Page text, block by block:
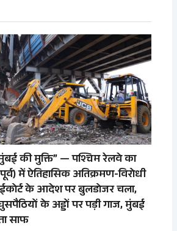
की मुक्ति” — पश्चिम रेलवे का
में ऐतिहासिक अतिक्रमण-विरोधी
के आदेश पर बुलडोजर चला,
के अड्डों पर पड़ी गाज, मुंबई
साफ